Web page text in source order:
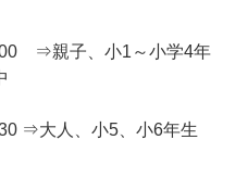
⇒親子、小1～小学4年
⇒大人、小5、小6年生